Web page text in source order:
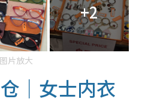
+2
片放大
｜女士内衣